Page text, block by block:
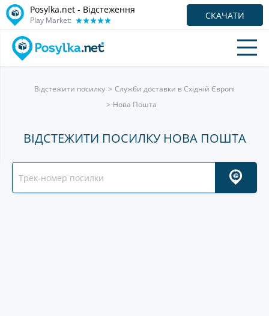
Posylka.net - Відстеження
Play Market: СКАЧАТИ
Відстежити посилку
Служби доставки в Східній Європі
Нова Пошта
ВІДСТЕЖИТИ ПОСИЛКУ НОВА ПОШТА